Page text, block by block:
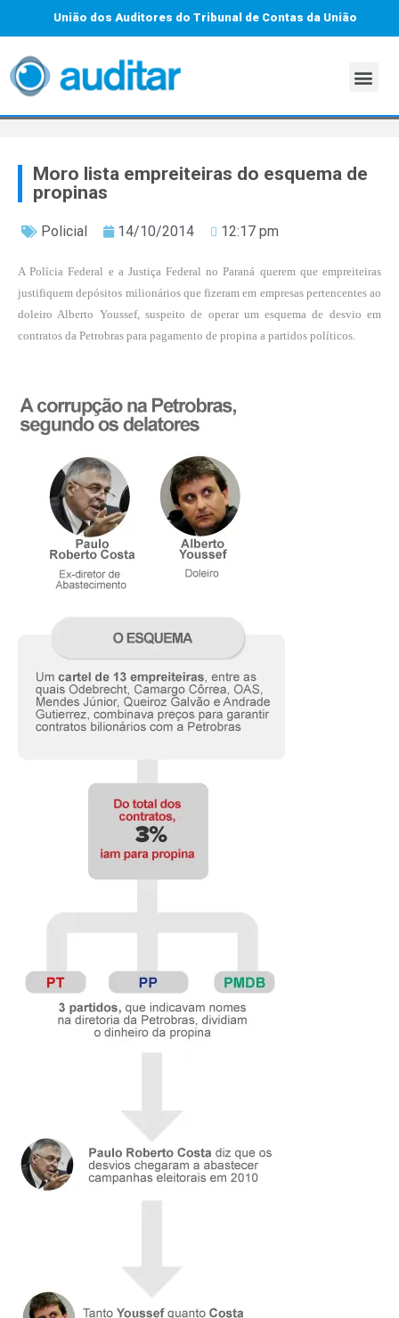
União dos Auditores do Tribunal de Contas da União
Moro lista empreiteiras do esquema de
propinas
Policial 14/10/2014 12:17 pm
A Polícia Federal e a Justiça Federal no Paraná querem que empreiteiras
justifiquem depósitos milionários que fizeram em empresas pertencentes ao
doleiro Alberto Youssef, suspeito de operar um esquema de desvio em
contratos da Petrobras para pagamento de propina a partidos políticos.